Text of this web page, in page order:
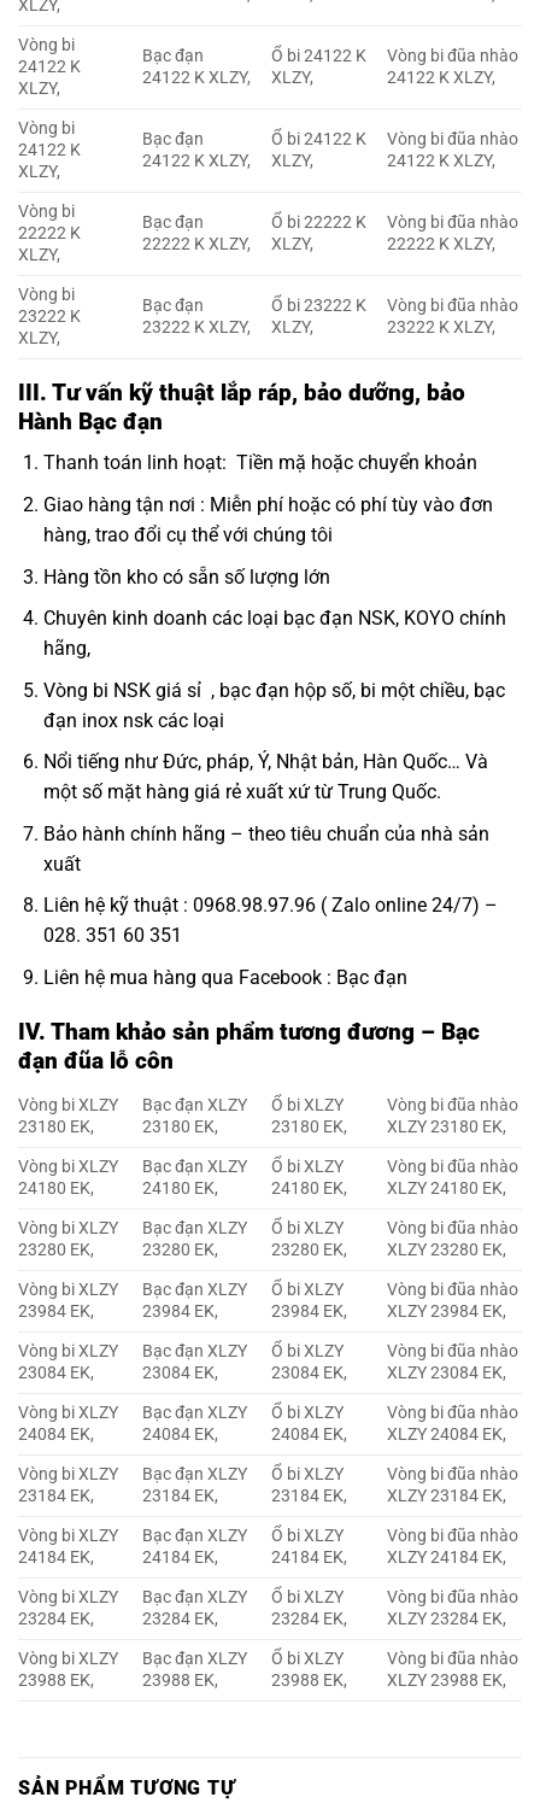
XLZY,
Vòng bi
24122 K
XLZY,
Bạc đạn
24122 K XLZY,
Ổ bi 24122 K
XLZY,
Vòng bi đũa nhào
24122 K XLZY,
Vòng bi
24122 K
XLZY,
Bạc đạn
24122 K XLZY,
Ổ bi 24122 K
XLZY,
Vòng bi đũa nhào
24122 K XLZY,
Vòng bi
22222 K
XLZY,
Bạc đạn
22222 K XLZY,
Ổ bi 22222 K
XLZY,
Vòng bi đũa nhào
22222 K XLZY,
Vòng bi
23222 K
XLZY,
Bạc đạn
23222 K XLZY,
Ổ bi 23222 K
XLZY,
Vòng bi đũa nhào
23222 K XLZY,
III. Tư vấn kỹ thuật lắp ráp, bảo dưỡng, bảo
Hành Bạc đạn
Thanh toán linh hoạt: Tiền mặ hoặc chuyển khoản
Giao hàng tận nơi : Miễn phí hoặc có phí tùy vào đơn
hàng, trao đổi cụ thể với chúng tôi
Hàng tồn kho có sẵn số lượng lớn
Chuyên kinh doanh các loại bạc đạn NSK, KOYO chính
hãng,
Vòng bi NSK giá sỉ, bạc đạn hộp số, bi một chiều, bạc
đạn inox nskcác loại
Nổi tiếng như Đức, pháp, Ý, Nhật bản, Hàn Quốc… Và
một số mặt hàng giá rẻ xuất xứ từ Trung Quốc.
Bảo hành chính hãng – theo tiêu chuẩn của nhà sản
xuất
Liên hệ kỹ thuật : 0968.98.97.96 ( Zalo online 24/7) –
028. 351 60 351
Liên hệ mua hàng qua Facebook : Bạc đạn
IV. Tham khảo sản phẩm tương đương – Bạc
đạn đũa lỗ côn
Vòng bi XLZY
23180 EK,
Bạc đạn XLZY
23180 EK,
Ổ bi XLZY
23180 EK,
Vòng bi đũa nhào
XLZY 23180 EK,
Vòng bi XLZY
24180 EK,
Bạc đạn XLZY
24180 EK,
Ổ bi XLZY
24180 EK,
Vòng bi đũa nhào
XLZY 24180 EK,
Vòng bi XLZY
23280 EK,
Bạc đạn XLZY
23280 EK,
Ổ bi XLZY
23280 EK,
Vòng bi đũa nhào
XLZY 23280 EK,
Vòng bi XLZY
23984 EK,
Bạc đạn XLZY
23984 EK,
Ổ bi XLZY
23984 EK,
Vòng bi đũa nhào
XLZY 23984 EK,
Vòng bi XLZY
23084 EK,
Bạc đạn XLZY
23084 EK,
Ổ bi XLZY
23084 EK,
Vòng bi đũa nhào
XLZY 23084 EK,
Vòng bi XLZY
24084 EK,
Bạc đạn XLZY
24084 EK,
Ổ bi XLZY
24084 EK,
Vòng bi đũa nhào
XLZY 24084 EK,
Vòng bi XLZY
23184 EK,
Bạc đạn XLZY
23184 EK,
Ổ bi XLZY
23184 EK,
Vòng bi đũa nhào
XLZY 23184 EK,
Vòng bi XLZY
24184 EK,
Bạc đạn XLZY
24184 EK,
Ổ bi XLZY
24184 EK,
Vòng bi đũa nhào
XLZY 24184 EK,
Vòng bi XLZY
23284 EK,
Bạc đạn XLZY
23284 EK,
Ổ bi XLZY
23284 EK,
Vòng bi đũa nhào
XLZY 23284 EK,
Vòng bi XLZY
23988 EK,
Bạc đạn XLZY
23988 EK,
Ổ bi XLZY
23988 EK,
Vòng bi đũa nhào
XLZY 23988 EK,
SẢN PHẨM TƯƠNG TỰ